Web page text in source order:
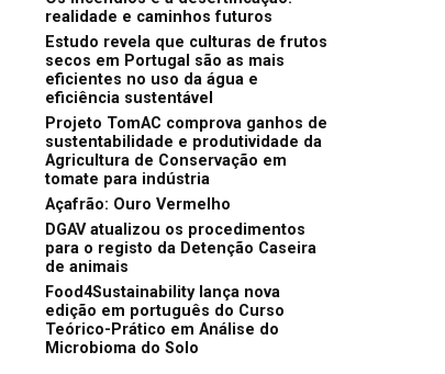
realidade e caminhos futuros
Estudo revela que culturas de frutos
secos em Portugal são as mais
eficientes no uso da água e
eficiência sustentável
Projeto TomAC comprova ganhos de
sustentabilidade e produtividade da
Agricultura de Conservação em
tomate para indústria
Açafrão: Ouro Vermelho
DGAV atualizou os procedimentos
para o registo da Detenção Caseira
de animais
Food4Sustainability lança nova
edição em português do Curso
Teórico-Prático em Análise do
Microbioma do Solo